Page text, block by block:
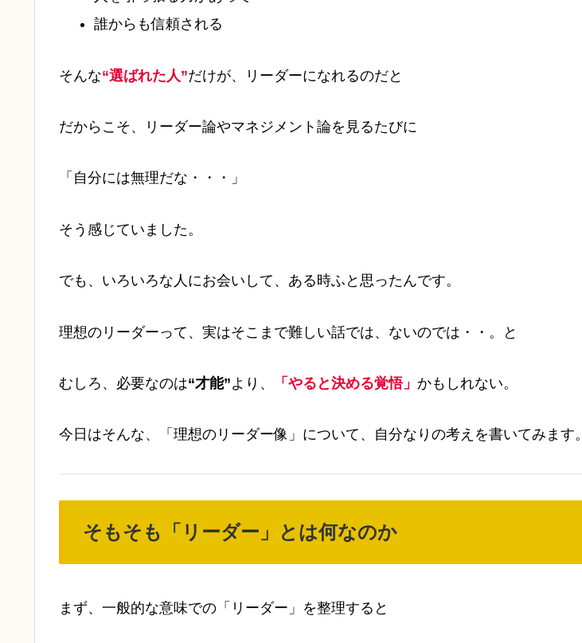
誰からも信頼される
そんな“選ばれた人”だけが、リーダーになれるのだと
だからこそ、リーダー論やマネジメント論を見るたびに
「自分には無理だな・・・」
そう感じていました。
でも、いろいろな人にお会いして、ある時ふと思ったんです。
理想のリーダーって、実はそこまで難しい話では、ないのでは・・。と
むしろ、必要なのは“才能”より、 「やると決める覚悟」 かもしれない。
今日はそんな、「理想のリーダー像」について、自分なりの考えを書いてみます。
そもそも「リーダー」とは何なのか
まず、一般的な意味での「リーダー」を整理すると